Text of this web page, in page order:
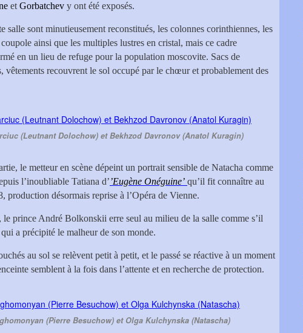
et Gorbatchev y ont été exposés.
salle sont minutieusement reconstitués, les colonnes corinthiennes, les
ainsi que les multiples lustres en cristal, mais ce cadre
en un lieu de refuge pour la population moscovite. Sacs de
vêtements recouvrent le sol occupé par le chœur et probablement des
(Leutnant Dolochow) et Bekhzod Davronov (Anatol Kuragin)
le metteur en scène dépeint un portrait sensible de Natacha comme
l’inoubliable Tatiana d’’Eugène Onéguine’ qu’il fit connaître au
production désormais reprise à l’Opéra de Vienne.
le prince André Bolkonskii erre seul au milieu de la salle comme s’il
a précipité le malheur de son monde.
au sol se relèvent petit à petit, et le passé se réactive à un moment
semblent à la fois dans l’attente et en recherche de protection.
(Pierre Besuchow) et Olga Kulchynska (Natascha)